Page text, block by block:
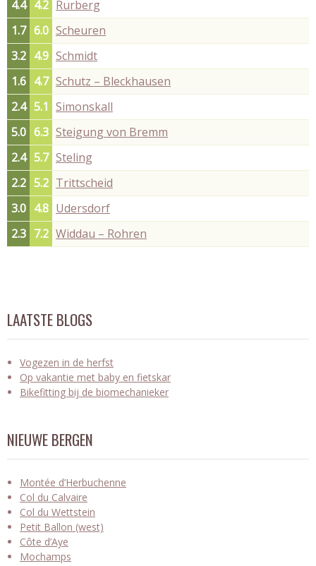
4.4 4.2 Rurberg
1.7 6.0 Scheuren
3.2 4.9 Schmidt
1.6 4.7 Schutz – Bleckhausen
2.4 5.1 Simonskall
5.0 6.3 Steigung von Bremm
2.4 5.7 Steling
2.2 5.2 Trittscheid
3.0 4.8 Udersdorf
2.3 7.2 Widdau – Rohren
LAATSTE BLOGS
Vogezen in de herfst
Op vakantie met baby en fietskar
Bikefitting bij de biomechanieker
NIEUWE BERGEN
Montée d’Herbuchenne
Col du Calvaire
Col du Wettstein
Petit Ballon (west)
Côte d’Aye
Mochamps